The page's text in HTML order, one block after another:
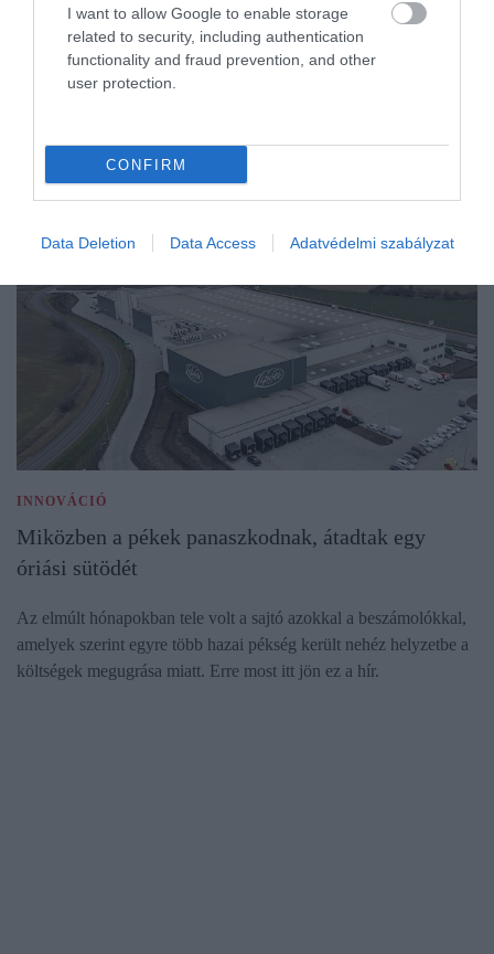
I want to allow Google to enable storage
related to security, including authentication
functionality and fraud prevention, and other
user protection.
CONFIRM
Data Deletion Data Access Adatvédelmi szabályzat
INNOVÁCIÓ
Miközben a pékek panaszkodnak, átadtak egy
óriási sütödét
Az elmúlt hónapokban tele volt a sajtó azokkal a beszámolókkal,
amelyek szerint egyre több hazai pékség került nehéz helyzetbe a
költségek megugrása miatt. Erre most itt jön ez a hír.